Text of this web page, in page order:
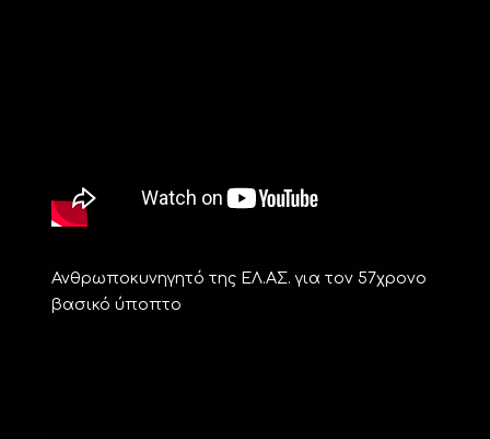
Ανθρωποκυνηγητό της ΕΛ.ΑΣ. για τον 57χρονο
βασικό ύποπτο